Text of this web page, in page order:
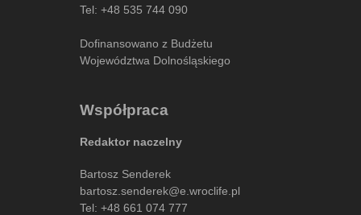
Tel: +48 535 744 090
Dofinansowano z Budżetu
Województwa Dolnośląskiego
Współpraca
Redaktor naczelny
Bartosz Senderek
bartosz.senderek@e.wroclife.pl
Tel: +48 661 074 777